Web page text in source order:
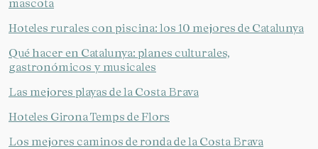
mascota
Hoteles rurales con piscina: los 10 mejores de Catalunya
Qué hacer en Catalunya: planes culturales,
gastronómicos y musicales
Las mejores playas de la Costa Brava
Hoteles Girona Temps de Flors
Los mejores caminos de ronda de la Costa Brava